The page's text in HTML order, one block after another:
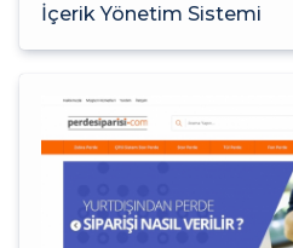
İçerik Yönetim Sistemi